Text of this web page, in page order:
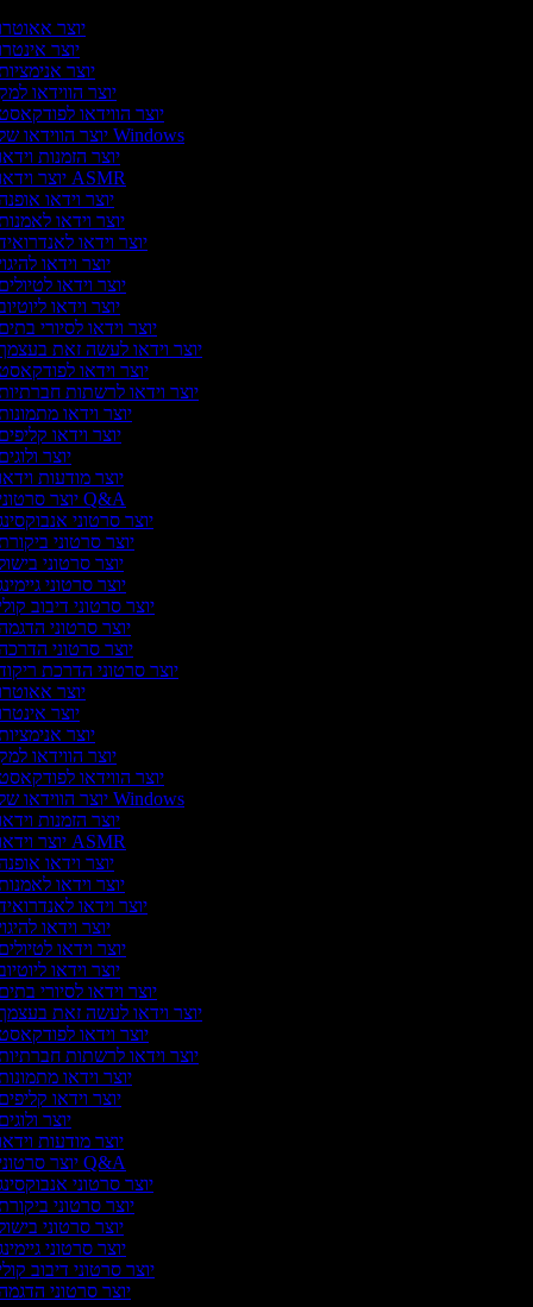
יוצר
יוצר
יוצר
יוצר הווידאו
יוצר הווידאו
יוצר הווידאו של Windows
יוצר הזמנות
יוצר וידאו ASMR
יוצר וידאו
יוצר וידאו
יוצר וידאו
יוצר וידאו
יוצר וידאו
יוצר וידאו
יוצר וידאו לסיורי
יוצר וידאו לעשה זאת
יוצר וידאו
יוצר וידאו לרשתות
יוצר וידאו
יוצר וידאו
יוצר
יוצר מודעות
יוצר סרטוני Q&A
יוצר סרטוני
יוצר סרטוני
יוצר סרטוני
יוצר סרטוני
יוצר סרטוני דיבוב
יוצר סרטוני
יוצר סרטוני
יוצר סרטוני הדרכת
יוצר
יוצר
יוצר
יוצר הווידאו
יוצר הווידאו
יוצר הווידאו של Windows
יוצר הזמנות
יוצר וידאו ASMR
יוצר וידאו
יוצר וידאו
יוצר וידאו
יוצר וידאו
יוצר וידאו
יוצר וידאו
יוצר וידאו לסיורי
יוצר וידאו לעשה זאת
יוצר וידאו
יוצר וידאו לרשתות
יוצר וידאו
יוצר וידאו
יוצר
יוצר מודעות
יוצר סרטוני Q&A
יוצר סרטוני
יוצר סרטוני
יוצר סרטוני
יוצר סרטוני
יוצר סרטוני דיבוב
יוצר סרטוני